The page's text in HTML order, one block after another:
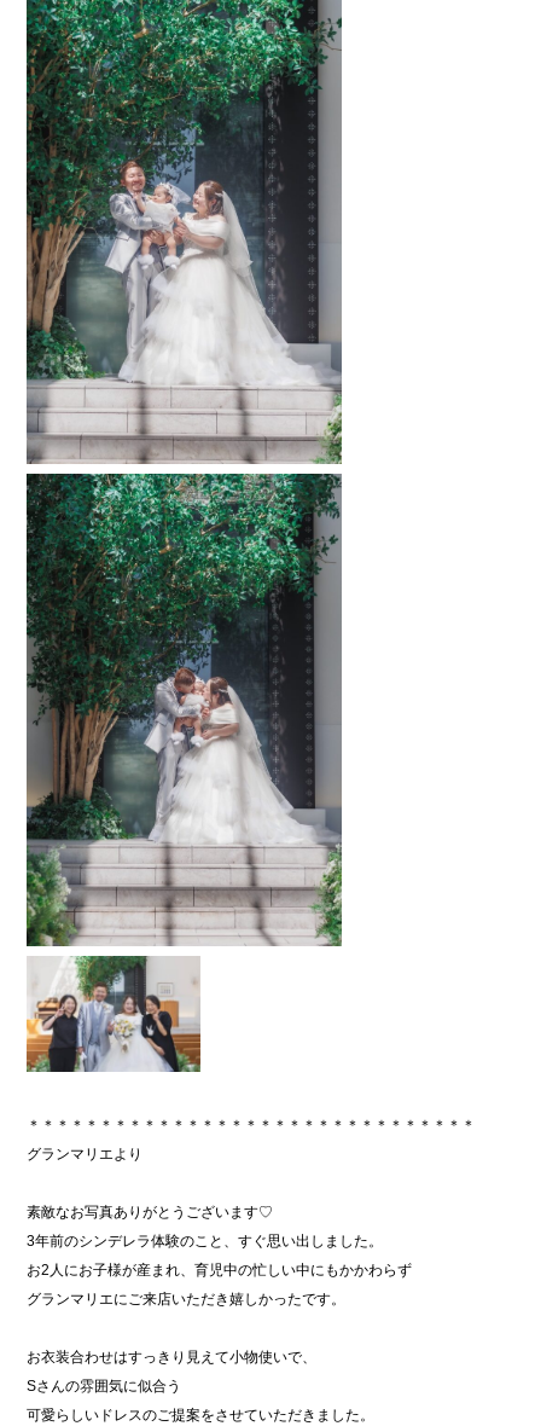
＊＊＊＊＊＊＊＊＊＊＊＊＊＊＊＊＊＊＊＊＊＊＊＊＊＊＊＊＊＊＊
グランマリエより
素敵なお写真ありがとうございます♡
3年前のシンデレラ体験のこと、すぐ思い出しました。
お2人にお子様が産まれ、育児中の忙しい中にもかかわらず
グランマリエにご来店いただき嬉しかったです。
お衣装合わせはすっきり見えて小物使いで、
Sさんの雰囲気に似合う
可愛らしいドレスのご提案をさせていただきました。